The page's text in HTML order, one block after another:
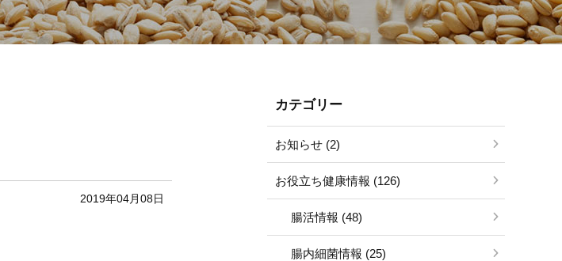
2019年04月08日
カテゴリー
お知らせ (2)
お役立ち健康情報 (126)
腸活情報 (48)
腸内細菌情報 (25)